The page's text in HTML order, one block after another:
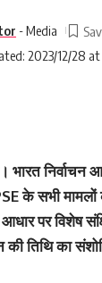
2023/12/28 at
- Media
भारत निर्वाचन
के सभी मामलों
पर विशेष
तिथि का